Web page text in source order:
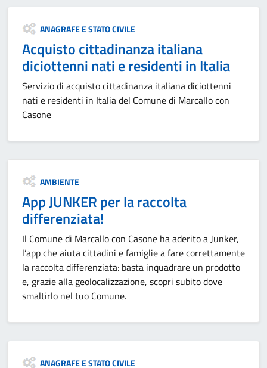
Categoria:
ANAGRAFE E STATO CIVILE
Acquisto cittadinanza italiana
diciottenni nati e residenti in Italia
Servizio di acquisto cittadinanza italiana diciottenni
nati e residenti in Italia del Comune di Marcallo con
Casone
Categoria:
AMBIENTE
App JUNKER per la raccolta
differenziata!
Il Comune di Marcallo con Casone ha aderito a Junker,
l’app che aiuta cittadini e famiglie a fare correttamente
la raccolta differenziata: basta inquadrare un prodotto
e, grazie alla geolocalizzazione, scopri subito dove
smaltirlo nel tuo Comune.
Categoria:
ANAGRAFE E STATO CIVILE